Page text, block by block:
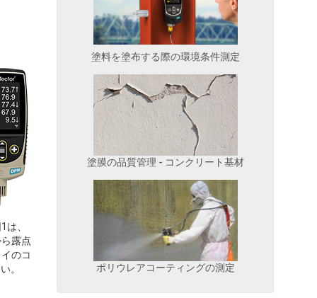
、
露点
のコ
。
塗料を塗布する際の環境条件測定
塗膜の品質管理 - コンクリート基材
ポリウレアコーティングの測定